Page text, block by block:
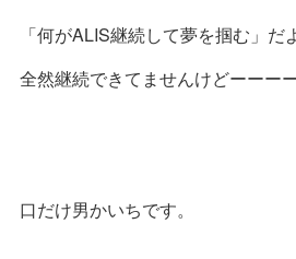
「何がALIS継続して夢を掴む」だ
全然継続できてませんけどーーー
口だけ男かいちです。